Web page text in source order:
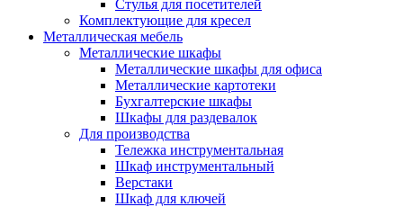
Стулья для посетителей
Комплектующие для кресел
Металлическая мебель
Металлические шкафы
Металлические шкафы для офиса
Металлические картотеки
Бухгалтерские шкафы
Шкафы для раздевалок
Для производства
Тележка инструментальная
Шкаф инструментальный
Верстаки
Шкаф для ключей